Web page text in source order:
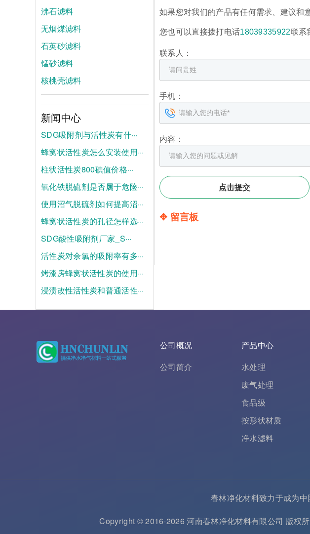
如果您对我们的产品有任何需求、建议和
您也可以直接拨打电话18039335922联系
联系人：
手机：
内容：
✥ 留言板
沸石滤料
无烟煤滤料
石英砂滤料
锰砂滤料
核桃壳滤料
新闻中心
SDG吸附剂与活性炭有什···
2026-08-04
蜂窝状活性炭怎么安装使用···
2026-07-28
柱状活性炭800碘值价格···
2026-07-21
氧化铁脱硫剂是否属于危险···
2025-06-19
使用沼气脱硫剂如何提高沼···
2025-06-12
蜂窝状活性炭的孔径怎样选···
2025-06-05
SDG酸性吸附剂厂家_S···
2025-05-28
活性炭对余氯的吸附率有多···
2025-05-21
烤漆房蜂窝状活性炭的使用···
2025-05-14
浸渍改性活性炭和普通活性···
2025-05-07
公司概况
公司简介
产品中心
水处理
废气处理
食品级
按形状材质
净水滤料
春林净化材料致力于成为中
Copyright © 2016-2026 河南春林净化材料有限公司 版权